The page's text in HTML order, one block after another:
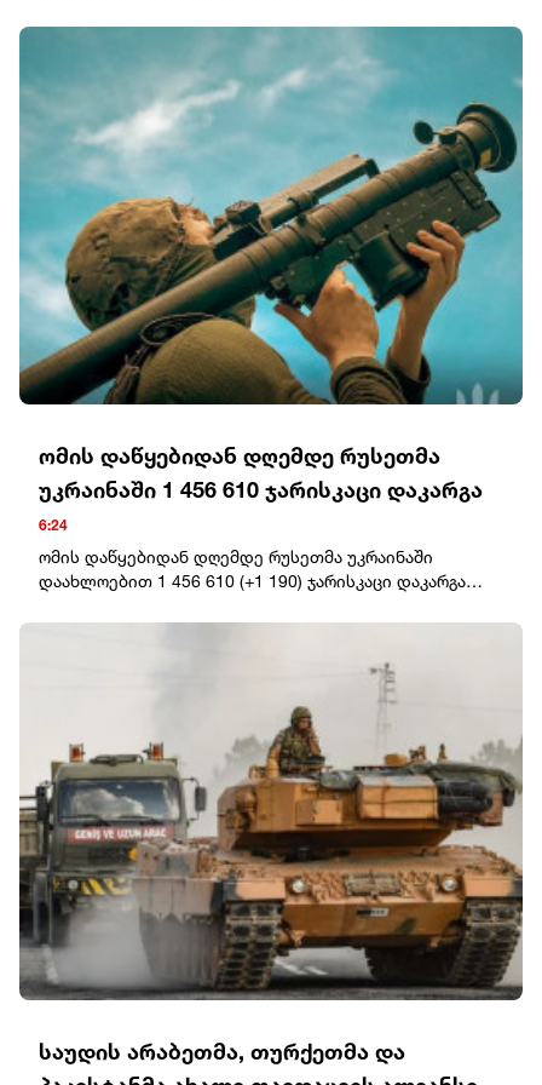
კონფლიქტი გადავიდა სწორედ იმ ფაქტის შემდეგ,
როდესაც სააკაშვილის სისხლიანმა რეჟიმმა დაბომბა
ცხინვალი."რუსეთ-საქართველოს ომი დაიწყო 8
აგვისტოს. 8 აგვისტოს შემოვიდა რუსეთის ჯარი,
როდესაც შესაბამისი განცხადება გააკეთა რუსეთის
მაშინდელმა პრეზიდენტმა. 7 აგვისტოს რაც მოხდა, ეს
იყო ის, რომ სააკაშვილის რეჟიმმა დაბომბა ცხინვალი
და მერე ხელი მოაწერა რეზოლუციას, სადაც
მითითებულია, რომ ფართომასშტაბიანი საომარი
მოქმედებების ფაზაში კონფლიქტი გადავიდა სწორედ
ამ ფაქტის შემდეგ, როდესაც სააკაშვილის სისხლიანმა
რეჟიმმა დაბომბა ცხინვალი“, - განაცხადა კობახიძემ.
ომის დაწყებიდან დღემდე რუსეთმა
უკრაინაში 1 456 610 ჯარისკაცი დაკარგა
6:24
ომის დაწყებიდან დღემდე რუსეთმა უკრაინაში
დაახლოებით 1 456 610 (+1 190) ჯარისკაცი დაკარგა
ჯამური საბრძოლო დანაკარგი უკრაინაში 25.02.22-დან
099 (+1), საარტილერიო სისტემები – 47 580 (+58),
მრავალჯერადი სარაკეტო სისტემა – 2 009 (+1).საჰაერო
თავდაცვის სისტემები – 1 556 (+6), თვითმფრინავები –
439 (+0), ვერტმფრენები – 354 (+0), მიწისზედა
რობოტული სისტემები - 2 162 (+10); ოპერატიულ-
ტაქტიკური დონის დრონები – 449 606 (+1 751),
ფრთოსანი რაკეტები – 5 007 (+0).მსუბუქი ჩქაროსნული
ნავი/გემი – 35 (+1). წყალქვეშა ნავები – 2 (+0).
საავტომობილო ტექნიკა და საწვავის ავზი – 131 417
(+349), სპეციალური ტექნიკა – 4 504 (+2).
საუდის არაბეთმა, თურქეთმა და